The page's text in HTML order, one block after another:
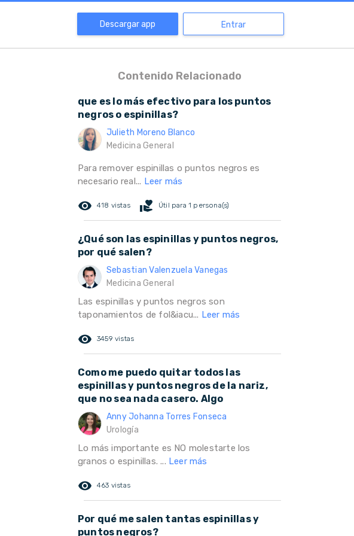
Descargar app Entrar
Contenido Relacionado
que es lo más efectivo para los puntos
negros o espinillas?
Julieth Moreno Blanco
Medicina General
Para remover espinillas o puntos negros es
necesario real... Leer más
remove_red_eye 418 vistas volunteer_activism Útil para 1 persona(s)
¿Qué son las espinillas y puntos negros,
por qué salen?
Sebastian Valenzuela Vanegas
Medicina General
Las espinillas y puntos negros son
taponamientos de fol&iacu... Leer más
remove_red_eye 3459 vistas
Como me puedo quitar todos las
espinillas y puntos negros de la nariz,
que no sea nada casero. Algo
Anny Johanna Torres Fonseca
Urología
Lo más importante es NO molestarte los
granos o espinillas. ... Leer más
remove_red_eye 463 vistas
Por qué me salen tantas espinillas y
puntos negros?